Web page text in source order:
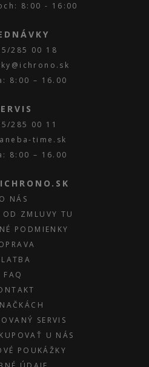
8:00 - 16:00
285 00 18
8:00 – 16.00
285 00 11
time.sk
8:00 – 16.00
O NÁS
ZMLUVY TU
PODMIENKY
FAQ
SERVIS
U NÁS
POUKÁŽKY